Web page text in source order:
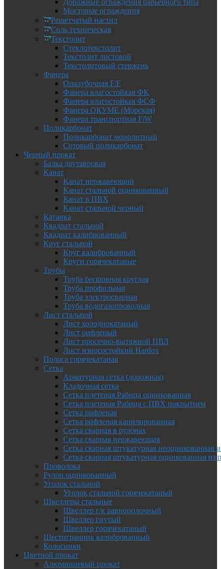
Дорожные ограждения барьерного типа
Мостовые ограждения
Решетчатый настил
Соль техническая
Текстолит
Стеклотекстолит
Текстолит листовой
Текстолитовый стержень
Фанера
Опалубочная F/F
Фанера влагостойкая ФК
Фанера влагостойкая ФСФ
Фанера ОКУМЕ (Морская)
Фанера транспортная F/W
Поликарбонат
Поликарбонат монолитный
Сотовый поликарбонат
Черный прокат
Балка двутавровая
Канат
Канат нержавеющий
Канат стальной оцинкованный
Канат в ПВХ
Канат стальной черный
Катанка
Квадрат стальной
Квадрат калиброванный
Круг стальной
Круг калиброванный
Круги горячекатаные
Трубы
Труба бесшовная круглая
Труба профильная
Труба электросварная
Труба водогазопроводная
Лист стальной
Лист холоднокатаный
Лист рифленый
Лист просечно-вытяжной ПВЛ
Лист износостойкий Hardox
Полоса горячекатаная
Сетка
Арматурная сетка (дорожная)
Кладочная сетка
Сетка плетеная Рабица оцинкованная
Сетка плетеная Рабица с ПВХ покрытием
Сетка рифленая
Сетка рифленая канилированная
Сетка сварная в рулонах
Сетка сварная нержавеющая
Сетка сварная штукатурная неоцинкованная
Сетка сварная штукатурная оцинкованная из
Проволока
Рулон оцинкованный
Уголок стальной
Уголок стальной горячекатаный
Швеллеры стальные
Швеллер г/к равнополочный
Швеллер гнутый
Швеллер горячекатаный
Шестигранник калиброванный
Колосники
Цветной прокат
Алюминиевый прокат